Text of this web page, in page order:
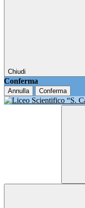
Chiudi
Conferma
Annulla Conferma